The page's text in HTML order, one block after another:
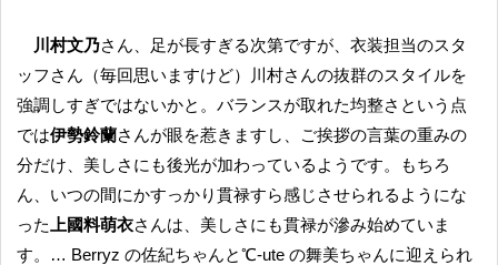
川村文乃さん、足が長すぎる次第ですが、衣装担当のスタ
ッフさん（毎回思いますけど）川村さんの抜群のスタイルを
強調しすぎではないかと。バランスが取れた均整さという点
では伊勢鈴蘭さんが眼を惹きますし、ご挨拶の言葉の重みの
分だけ、美しさにも後光が加わっているようです。もちろ
ん、いつの間にかすっかり貫禄すら感じさせられるようにな
った 上國料萌衣さんは、美しさにも貫禄が滲み始めていま
す。… Berryz の佐紀ちゃんと℃-ute の舞美ちゃんに迎えられ